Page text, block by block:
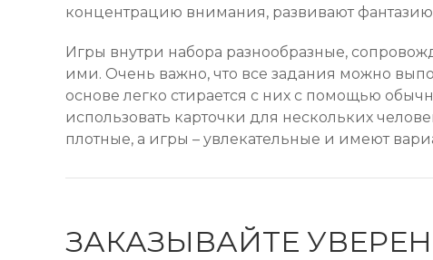
концентрацию внимания, развивают
Игры внутри набора разнообразные,
ими. Очень важно, что все задания можно
основе легко стирается с них с помощью
использовать карточки для нескольких
плотные, а игры – увлекательные и имеют
ЗАКАЗЫВАЙТЕ